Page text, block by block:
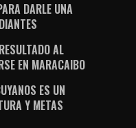
DARLE UNA
AL
EN MARACAIBO
ES UN
Y METAS